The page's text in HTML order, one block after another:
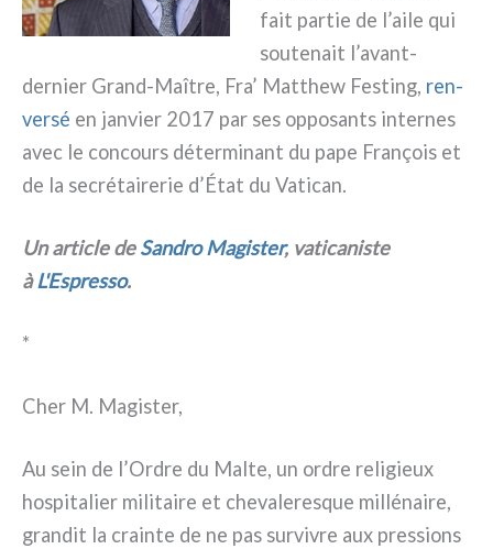
fait par­tie de l’aile qui
sou­te­nait l’avant-
dernier Grand-Maître, Fra’ Matthew Festing, ren­
ver­sé en jan­vier 2017 par ses oppo­san­ts inter­nes
avec le con­cours déter­mi­nant du pape François et
de la secré­tai­re­rie d’État du Vatican.
Un arti­cle deSandro Magister, vati­ca­ni­ste
àL'Espresso.
*
Cher M. Magister,
Au sein de l’Ordre du Malte, un ordre reli­gieux
hospi­ta­lier mili­tai­re et che­va­le­re­sque mil­lé­nai­re,
gran­dit la crain­te de ne pas sur­vi­vre aux pres­sions